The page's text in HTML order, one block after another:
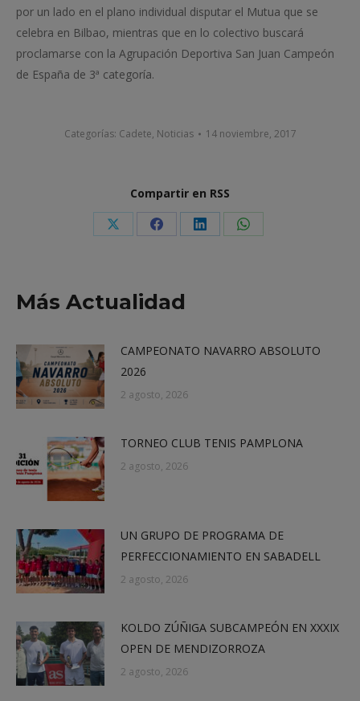
por un lado en el plano individual disputar el Mutua que se
celebra en Bilbao, mientras que en lo colectivo buscará
proclamarse con la Agrupación Deportiva San Juan Campeón
de España de 3ª categoría.
Categorías: Cadete, Noticias 14 noviembre, 2017
Compartir en RSS
Share Share Share Share
Más Actualidad
CAMPEONATO NAVARRO ABSOLUTO
2026
2 agosto, 2026
TORNEO CLUB TENIS PAMPLONA
2 agosto, 2026
UN GRUPO DE PROGRAMA DE
PERFECCIONAMIENTO EN SABADELL
2 agosto, 2026
KOLDO ZÚÑIGA SUBCAMPEÓN EN XXXIX
OPEN DE MENDIZORROZA
2 agosto, 2026